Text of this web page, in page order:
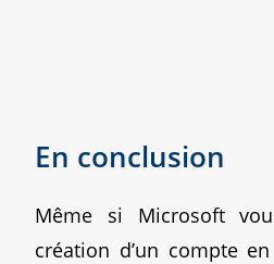
En conclusion
Même si Microsoft
création d’un compte